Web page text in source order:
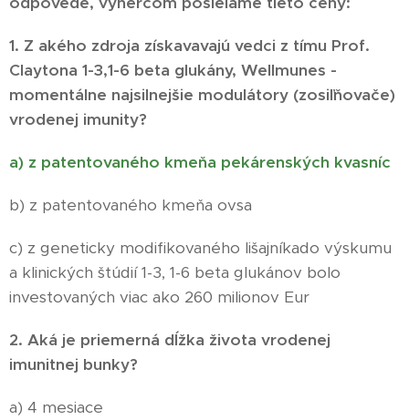
1. Z akého zdroja získavavajú vedci z tímu Prof.
Claytona 1-3,1-6 beta glukány, Wellmunes -
momentálne najsilnejšie modulátory (zosiľňovače)
vrodenej imunity?
a) z patentovaného kmeňa pekárenských kvasníc
b) z patentovaného kmeňa ovsa
c) z geneticky modifikovaného lišajníkado výskumu
a klinických štúdií 1-3, 1-6 beta glukánov bolo
investovaných viac ako 260 milionov Eur
2. Aká je priemerná dĺžka života vrodenej
imunitnej bunky?
a) 4 mesiace